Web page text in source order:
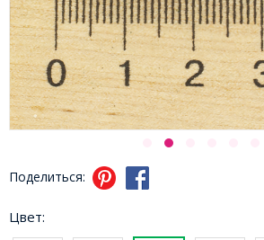
Поделиться:
Цвет: